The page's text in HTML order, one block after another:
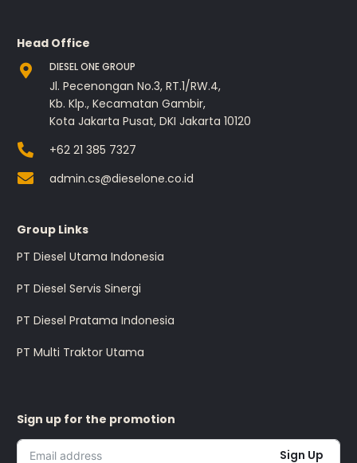
Head Office
DIESEL ONE GROUP
Jl. Pecenongan No.3, RT.1/RW.4,
Kb. Klp., Kecamatan Gambir,
Kota Jakarta Pusat, DKI Jakarta 10120
+62 21 385 7327
admin.cs@dieselone.co.id
Group Links
PT Diesel Utama Indonesia
PT Diesel Servis Sinergi
PT Diesel Pratama Indonesia
PT Multi Traktor Utama
Sign up for the promotion
Sign Up